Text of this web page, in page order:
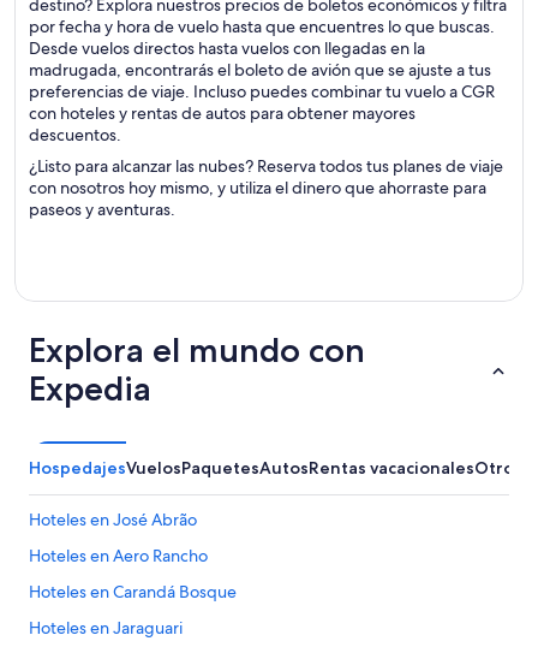
destino? Explora nuestros precios de boletos económicos y filtra
por fecha y hora de vuelo hasta que encuentres lo que buscas.
Desde vuelos directos hasta vuelos con llegadas en la
madrugada, encontrarás el boleto de avión que se ajuste a tus
preferencias de viaje. Incluso puedes combinar tu vuelo a CGR
con hoteles y rentas de autos para obtener mayores
descuentos.
¿Listo para alcanzar las nubes? Reserva todos tus planes de viaje
con nosotros hoy mismo, y utiliza el dinero que ahorraste para
paseos y aventuras.
Explora el mundo con
Expedia
HospedajesVuelosPaquetesAutosRentas vacacionalesOtros
Hoteles en José Abrão
Hoteles en Aero Rancho
Hoteles en Carandá Bosque
Hoteles en Jaraguari